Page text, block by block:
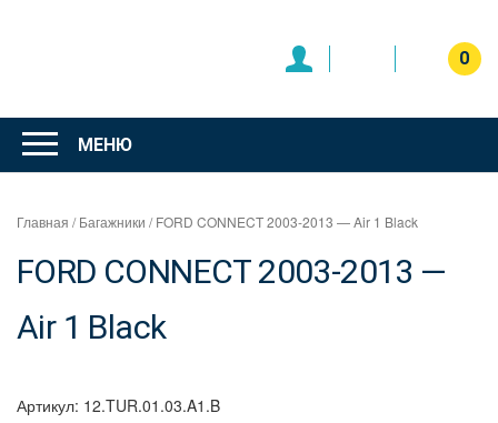
Интернет
магазин
"Can Auto"
0
МЕНЮ
Главная /Багажники / FORD CONNECT 2003-2013 — Air 1 Black
FORD CONNECT 2003-2013 —
Air 1 Black
Артикул: 12.TUR.01.03.A1.B